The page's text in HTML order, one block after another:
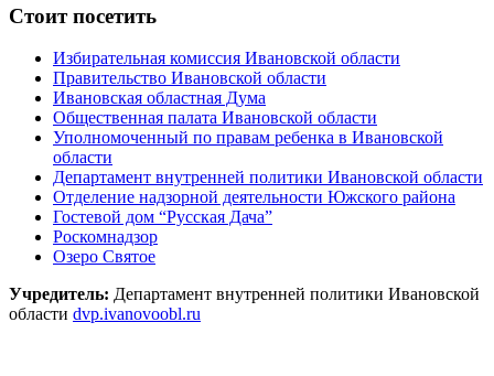
Стоит посетить
Избирательная комиссия Ивановской области
Правительство Ивановской области
Ивановская областная Дума
Общественная палата Ивановской области
Уполномоченный по правам ребенка в Ивановской
области
Департамент внутренней политики Ивановской области
Отделение надзорной деятельности Южского района
Гостевой дом “Русская Дача”
Роскомнадзор
Озеро Святое
Учредитель: Департамент внутренней политики Ивановской
области dvp.ivanovoobl.ru